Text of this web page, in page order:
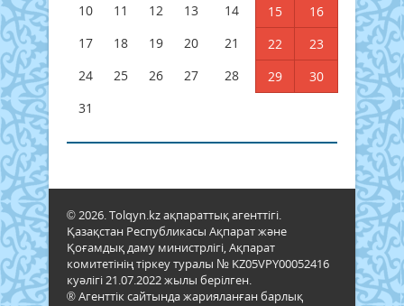
10
11 12 13 14 15
16
17
18 19 20 21 22
23
24
25 26 27 28 29
30
31
© 2026. Tolqyn.kz ақпараттық агенттігі.
Қазақстан Республикасы Ақпарат және
Қоғамдық даму министрлігі, Ақпарат
комитетінің тіркеу туралы № KZ05VPY00052416
куәлігі 21.07.2022 жылы берілген.
® Агенттік сайтында жарияланған барлық